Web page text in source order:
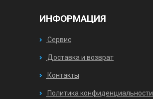
ИНФОРМАЦИЯ
Сервис
Доставка и возврат
Контакты
Политика конфиденциальности